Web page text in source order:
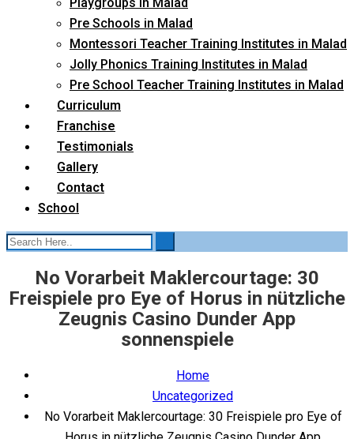
Pre Schools in Malad
Montessori Teacher Training Institutes in Malad
Jolly Phonics Training Institutes in Malad
Pre School Teacher Training Institutes in Malad
Curriculum
Franchise
Testimonials
Gallery
Contact
School
No Vorarbeit Maklercourtage: 30
Freispiele pro Eye of Horus in nützliche
Zeugnis Casino Dunder App
sonnenspiele
Home
Uncategorized
No Vorarbeit Maklercourtage: 30 Freispiele pro Eye of